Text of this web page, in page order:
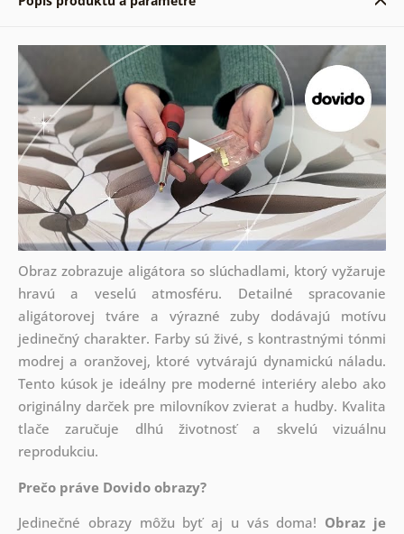
Obraz zobrazuje aligátora so slúchadlami, ktorý vyžaruje
hravú a veselú atmosféru. Detailné spracovanie
aligátorovej tváre a výrazné zuby dodávajú motívu
jedinečný charakter. Farby sú živé, s kontrastnými tónmi
modrej a oranžovej, ktoré vytvárajú dynamickú náladu.
Tento kúsok je ideálny pre moderné interiéry alebo ako
originálny darček pre milovníkov zvierat a hudby. Kvalita
tlače zaručuje dlhú životnosť a skvelú vizuálnu
reprodukciu.
Prečo práve Dovido obrazy?
Jedinečné obrazy môžu byť aj u vás doma! Obraz je